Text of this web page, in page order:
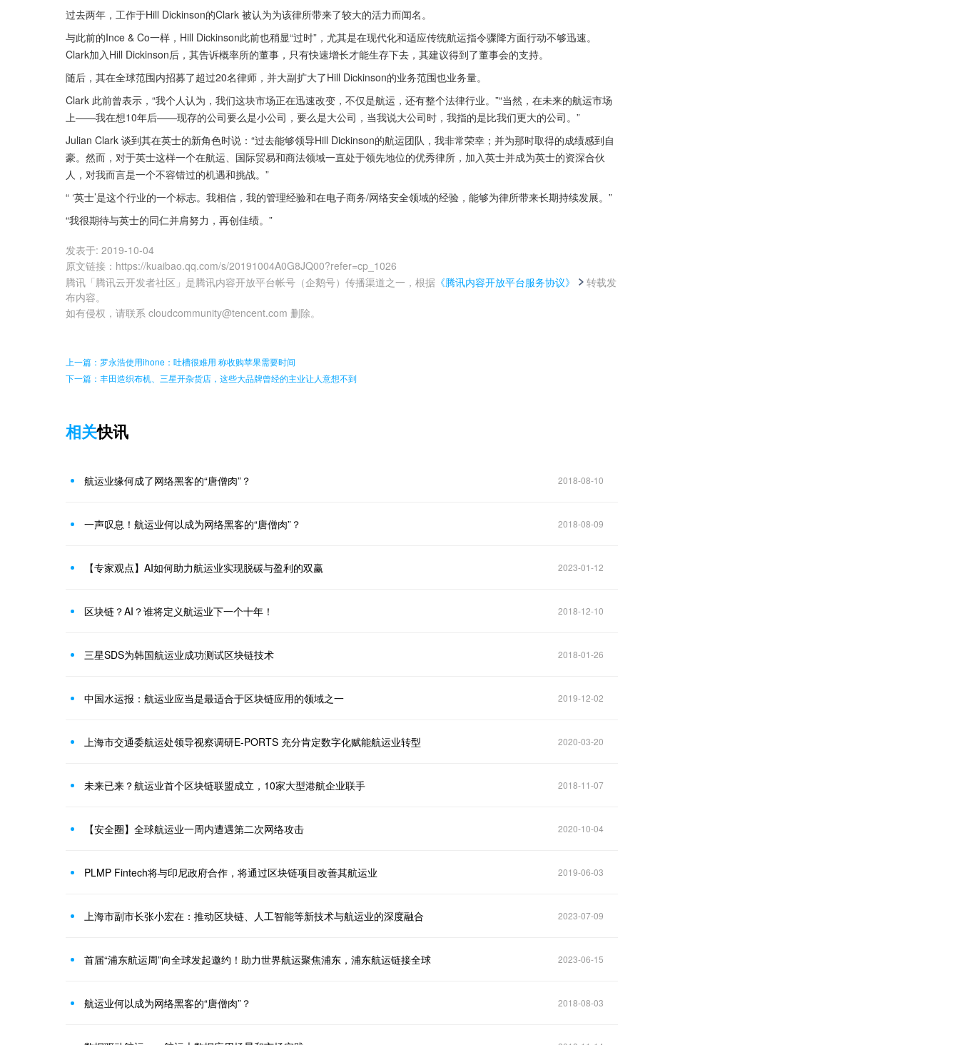
过去两年，工作于Hill Dickinson的Clark 被认为为该律所带来了较大的活力而闻名。
与此前的Ince & Co一样，Hill Dickinson此前也稍显“过时”，尤其是在现代化和适应传统航运指令骤降方面行动不够迅速。
Clark加入Hill Dickinson后，其告诉概率所的董事，只有快速增长才能生存下去，其建议得到了董事会的支持。
随后，其在全球范围内招募了超过20名律师，并大副扩大了Hill Dickinson的业务范围也业务量。
Clark 此前曾表示，“我个人认为，我们这块市场正在迅速改变，不仅是航运，还有整个法律行业。”“当然，在未来的航运市场
上——我在想10年后——现存的公司要么是小公司，要么是大公司，当我说大公司时，我指的是比我们更大的公司。”
Julian Clark 谈到其在英士的新角色时说：“过去能够领导Hill Dickinson的航运团队，我非常荣幸；并为那时取得的成绩感到自
豪。然而，对于英士这样一个在航运、国际贸易和商法领域一直处于领先地位的优秀律所，加入英士并成为英士的资深合伙
人，对我而言是一个不容错过的机遇和挑战。”
“ ‘英士’是这个行业的一个标志。我相信，我的管理经验和在电子商务/网络安全领域的经验，能够为律所带来长期持续发展。”
“我很期待与英士的同仁并肩努力，再创佳绩。”
发表于: 2019-10-04
原文链接 ： https://kuaibao.qq.com/s/20191004A0G8JQ00?refer=cp_1026
腾讯「腾讯云开发者社区」是腾讯内容开放平台帐号（企鹅号）传播渠道之一，根据 《腾讯内容开放平台服务协议》
转载发
布内容。
如有侵权，请联系 cloudcommunity@tencent.com 删除。
上一篇：罗永浩使用ihone：吐槽很难用 称收购苹果需要时间
下一篇：丰田造织布机、三星开杂货店，这些大品牌曾经的主业让人意想不到
相关快讯
航运业缘何成了网络黑客的“唐僧肉”？ 2018-08-10
一声叹息！航运业何以成为网络黑客的“唐僧肉”？ 2018-08-09
【专家观点】AI如何助力航运业实现脱碳与盈利的双赢 2023-01-12
区块链？AI？谁将定义航运业下一个十年！ 2018-12-10
三星SDS为韩国航运业成功测试区块链技术 2018-01-26
中国水运报：航运业应当是最适合于区块链应用的领域之一 2019-12-02
上海市交通委航运处领导视察调研E-PORTS 充分肯定数字化赋能航运业转型 2020-03-20
未来已来？航运业首个区块链联盟成立，10家大型港航企业联手 2018-11-07
【安全圈】全球航运业一周内遭遇第二次网络攻击 2020-10-04
PLMP Fintech将与印尼政府合作，将通过区块链项目改善其航运业 2019-06-03
上海市副市长张小宏在：推动区块链、人工智能等新技术与航运业的深度融合 2023-07-09
首届“浦东航运周”向全球发起邀约！助力世界航运聚焦浦东，浦东航运链接全球 2023-06-15
航运业何以成为网络黑客的“唐僧肉”？ 2018-08-03